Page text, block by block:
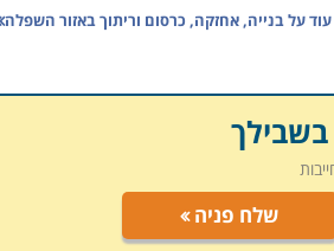
השרון הצפוני. התפתחות הכבישים כדוגמת כביש 6 ותנועת הרכבות בשנים האחרונות הפכו את אזור
עלבנייה, אחזקה, כרסום וריתוך באזור השפלה
שלח פניה